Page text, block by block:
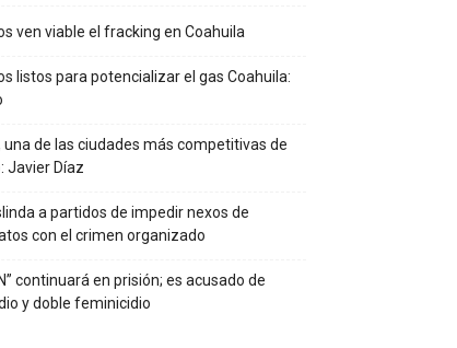
ven viable el fracking en Coahuila
listos para potencializar el gas Coahuila:
una de las ciudades más competitivas de
Javier Díaz
a partidos de impedir nexos de
con el crimen organizado
continuará en prisión; es acusado de
y doble feminicidio